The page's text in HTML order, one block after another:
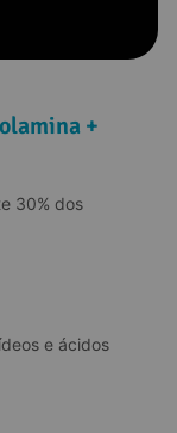
+
30% dos
e ácidos